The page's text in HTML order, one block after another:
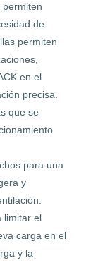
permiten
de
permiten
en el
precisa.
que se
para una
y
limitar el
carga en el
y la